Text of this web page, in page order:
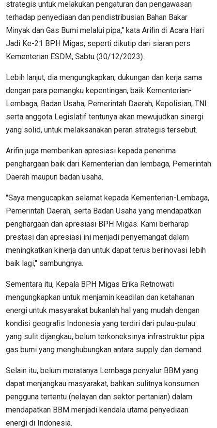
strategis untuk melakukan pengaturan dan pengawasan
terhadap penyediaan dan pendistribusian Bahan Bakar
Minyak dan Gas Bumi melalui pipa," kata Arifin di Acara Hari
Jadi Ke-21 BPH Migas, seperti dikutip dari siaran pers
Kementerian ESDM, Sabtu (30/12/2023).
Lebih lanjut, dia mengungkapkan, dukungan dan kerja sama
dengan para pemangku kepentingan, baik Kementerian-
Lembaga, Badan Usaha, Pemerintah Daerah, Kepolisian, TNI
serta anggota Legislatif tentunya akan mewujudkan sinergi
yang solid, untuk melaksanakan peran strategis tersebut.
Arifin juga memberikan apresiasi kepada penerima
penghargaan baik dari Kementerian dan lembaga, Pemerintah
Daerah maupun badan usaha.
"Saya mengucapkan selamat kepada Kementerian-Lembaga,
Pemerintah Daerah, serta Badan Usaha yang mendapatkan
penghargaan dan apresiasi BPH Migas. Kami berharap
prestasi dan apresiasi ini menjadi penyemangat dalam
meningkatkan kinerja dan untuk dapat terus berinovasi lebih
baik lagi," sambungnya.
Sementara itu, Kepala BPH Migas Erika Retnowati
mengungkapkan untuk menjamin keadilan dan ketahanan
energi untuk masyarakat bukanlah hal yang mudah dengan
kondisi geografis Indonesia yang terdiri dari pulau-pulau
yang sulit dijangkau, belum terkoneksinya infrastruktur pipa
gas bumi yang menghubungkan antara supply dan demand.
Selain itu, belum meratanya Lembaga penyalur BBM yang
dapat menjangkau masyarakat, bahkan sulitnya konsumen
pengguna tertentu (nelayan dan sektor pertanian) dalam
mendapatkan BBM menjadi kendala utama penyediaan
energi di Indonesia.